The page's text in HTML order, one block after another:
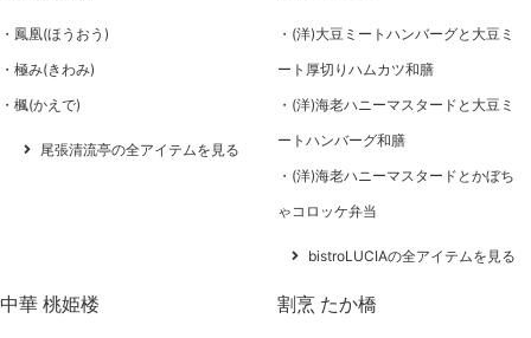
鳳凰(ほうおう)
極み(きわみ)
楓(かえで)
尾張清流亭の全アイテムを見る
(洋)大豆ミートハンバーグと大豆ミ
ート厚切りハムカツ和膳
(洋)海老ハニーマスタードと大豆ミ
ートハンバーグ和膳
(洋)海老ハニーマスタードとかぼち
ゃコロッケ弁当
bistroLUCIAの全アイテムを見る
中華 桃姫楼 割烹 たか橋